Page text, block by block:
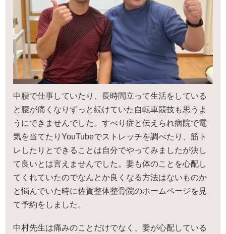
中腰で仕事していたり、長時間立って生活をしている
と腰が痛くなりずっと続けていた自転車競技も思うよ
うにできませんでした。すべり症と伝えられ病院で電
気を当てたりYouTubeでストレッチを調べたり、筋ト
レしたりとできることは自分でやってみましたが決し
て良いとは言えませんでした。妻も体のことを心配し
てくれていたのでなんとか良くなる方法はないものか
と悩んでいた時に佐賀整体整骨院のホームページを見
て予約をしました。
中村先生は痛みのことだけでなく、妻が心配している